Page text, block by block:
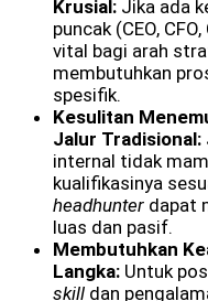
Krusial: Jika ada
puncak (CEO,
vital bagi arah
membutuhkan
spesifik.
Kesulitan
Jalur Tradisional:
internal tidak
kualifikasinya
headhunter dapat
luas dan pasif.
Membutuhkan
Langka: Untuk
skill dan